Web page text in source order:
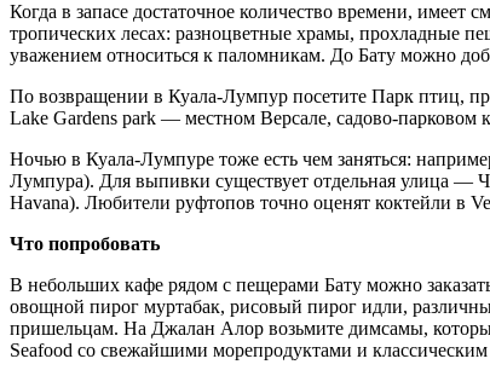
Когда в запасе достаточное количество времени,
тропических лесах: разноцветные храмы, прохладные
уважением относиться к паломникам. До Бату можно
По возвращении в Куала-Лумпур посетите Парк птиц,
Lake Gardens park — местном Версале, садово-парковом
Ночью в Куала-Лумпуре тоже есть чем заняться:
Лумпура). Для выпивки существует отдельная улица —
Havana). Любители руфтопов точно оценят коктейли в
Что попробовать
В небольших кафе рядом с пещерами Бату можно
овощной пирог муртабак, рисовый пирог идли,
пришельцам. На Джалан Алор возьмите димсамы,
Seafood со свежайшими морепродуктами и